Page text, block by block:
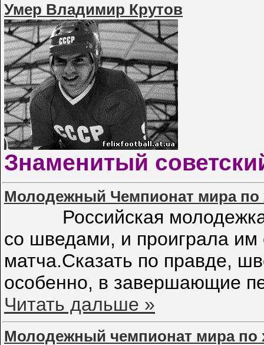
Умер Владимир Крутов
Знаменитый
Молодежный Чемпионат мира по
Российская молодежка
со шведами, и проиграла
матча.Сказать по правде,
особенно, в завершающие
Читать дальше »
Молодежный чемпионат мира по